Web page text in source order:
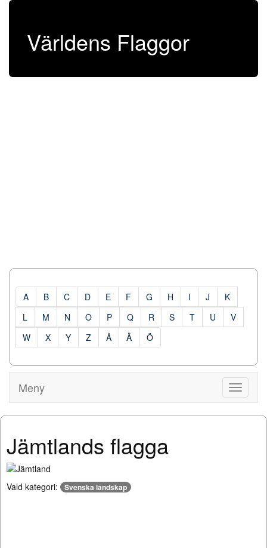
Världens Flaggor
A B C D E F G H I J
K
L
M N O P Q R S T U
V
W
X Y Z Å Ä Ö
Visa
Meny
Meny
Jämtlands flagga
Vald kategori: Svenska landskap